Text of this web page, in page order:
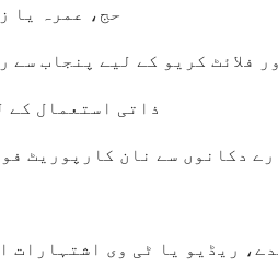
حج، عمرہ یا
فلائٹ کریو کے لیے پنجاب
ذاتی استعمال کے
دکانوں سے نان کارپوریٹ
ریڈیو یا ٹی وی اشتہارات